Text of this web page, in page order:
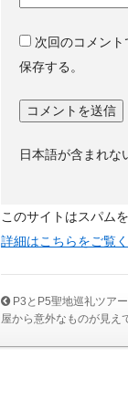
次回のコメン
保存する。
日本語が含まれな
このサイトはスパム
詳細はこちらをご覧
P3とP5聖地巡礼ツア
屋から意外なものが見え